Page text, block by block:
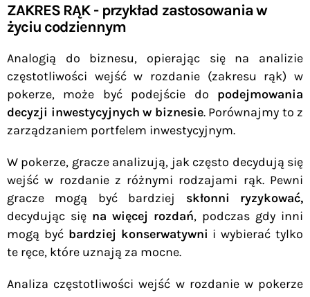
ZAKRES RĄK - przykład zastosowania w
życiu codziennym
Analogią do biznesu, opierając się na analizie
częstotliwości wejść w rozdanie (zakresu rąk) w
pokerze, może być podejście do podejmowania
decyzji inwestycyjnych w biznesie. Porównajmy to z
zarządzaniem portfelem inwestycyjnym.
W pokerze, gracze analizują, jak często decydują się
wejść w rozdanie z różnymi rodzajami rąk. Pewni
gracze mogą być bardziej skłonni ryzykować,
decydując się na więcej rozdań, podczas gdy inni
mogą byćbardziej konserwatywni i wybierać tylko
te ręce, które uznają za mocne.
Analiza częstotliwości wejść w rozdanie w pokerze